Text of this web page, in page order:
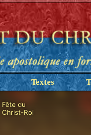
Textes
Fête du
Christ-Roi